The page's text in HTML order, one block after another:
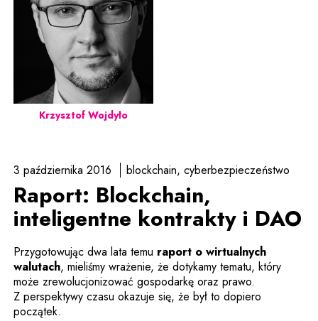
Krzysztof Wojdyło
3 października 2016 blockchain cyberbezpieczeństwo
Raport: Blockchain,
inteligentne kontrakty i DAO
Przygotowując dwa lata temu raport o wirtualnych
walutachUwaga, link zostanie otwarty w nowym oknie
, mieliśmy wrażenie, że dotykamy tematu, który
może zrewolucjonizować gospodarkę oraz prawo.
Z perspektywy czasu okazuje się, że był to dopiero
początek.